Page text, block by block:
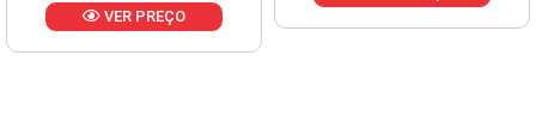
VER PREÇO